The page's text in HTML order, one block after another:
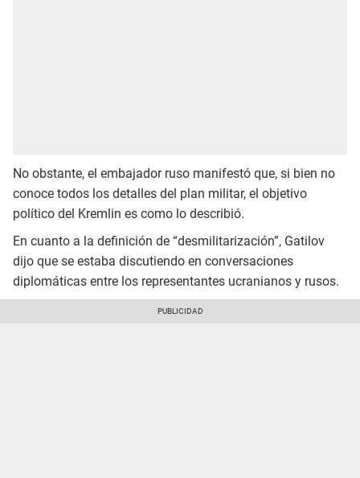
No obstante, el embajador ruso manifestó que, si bien no
conoce todos los detalles del plan militar, el objetivo
político del Kremlin es como lo describió.
En cuanto a la definición de “desmilitarización”, Gatilov
dijo que se estaba discutiendo en conversaciones
diplomáticas entre los representantes ucranianos y rusos.